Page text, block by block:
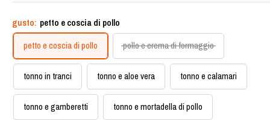
gusto: petto e coscia di pollo
petto e coscia di pollo
pollo e crema di formaggio
tonno in tranci tonno e aloe vera tonno e calamari
tonno e gamberetti tonno e mortadella di pollo